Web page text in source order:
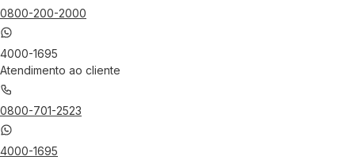
0800-200-2000
4000-1695
Atendimento ao cliente
0800-701-2523
4000-1695